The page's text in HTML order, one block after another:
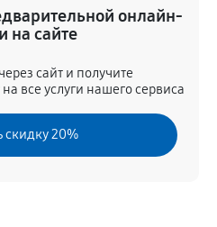
60 минут
60 минут
Daewoo FN-
онлайн-
на сайте
сайт и получите
все услуги нашего сервиса
скидку 20%